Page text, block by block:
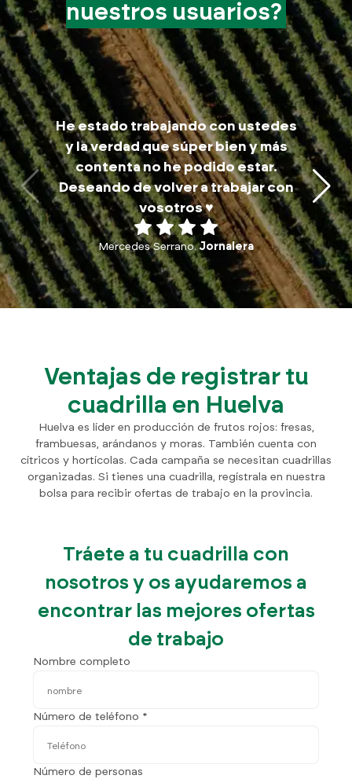
nuestros usuarios?
He estado trabajando con ustedes
y la verdad que súper bien y más
contenta no he podido estar.
Deseando de volver a trabajar con
vosotros ♥️
Mercedes Serrano.Jornalera
Ventajas de registrar tu
cuadrilla en Huelva
Huelva es líder en producción de frutos rojos: fresas,
frambuesas, arándanos y moras. También cuenta con
cítricos y hortícolas. Cada campaña se necesitan cuadrillas
organizadas. Si tienes una cuadrilla, regístrala en nuestra
bolsa para recibir ofertas de trabajo en la provincia.
Tráete a tu cuadrilla con
nosotros y os ayudaremos a
encontrar las mejores ofertas
de trabajo
Nombre completo
Número de teléfono *
Número de personas